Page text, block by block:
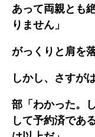
あって両親とも
りません」
がっくりと肩を
しかし、さすが
部「わかった。
して予約済であ